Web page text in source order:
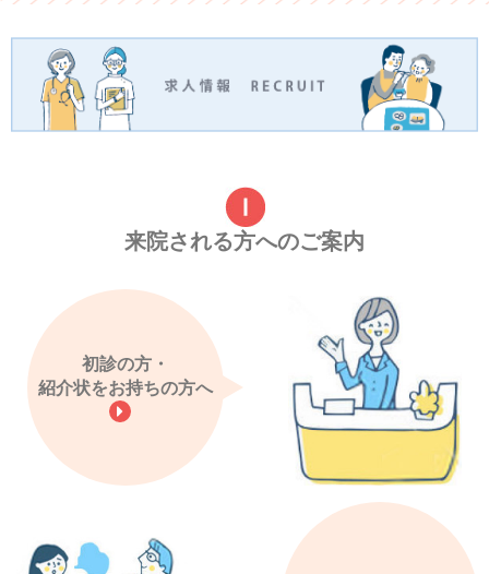
来院される方へのご案内
初診の方・
紹介状をお持ちの方へ